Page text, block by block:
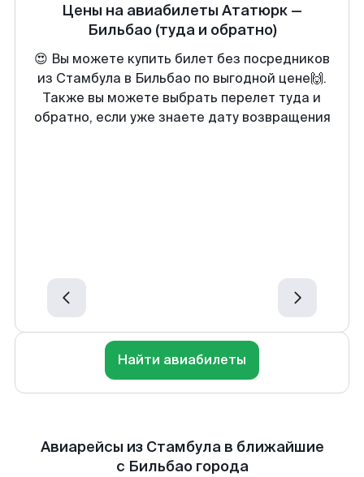
Цены на авиабилеты Ататюрк —
Бильбао (туда и обратно)
😍 Вы можете купить билет без посредников
из Стамбула в Бильбао по выгодной цене🙌.
Также вы можете выбрать перелет туда и
обратно, если уже знаете дату возвращения
Найти авиабилеты
Авиарейсы из Стамбула в ближайшие
с Бильбао города